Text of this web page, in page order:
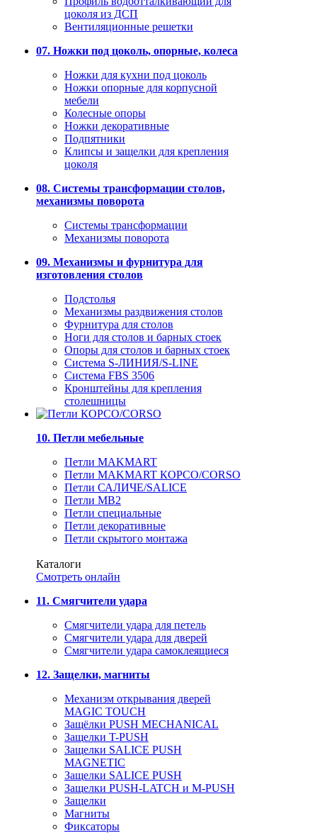
цоколя из ДСП
Вентиляционные решетки
07. Ножки под цоколь, опорные, колеса
Ножки для кухни под цоколь
Ножки опорные для корпусной
мебели
Колесные опоры
Ножки декоративные
Подпятники
Клипсы и защелки для крепления
цоколя
08. Системы трансформации столов,
механизмы поворота
Системы трансформации
Механизмы поворота
09. Механизмы и фурнитура для
изготовления столов
Подстолья
Механизмы раздвижения столов
Фурнитура для столов
Ноги для столов и барных стоек
Опоры для столов и барных стоек
Система S-ЛИНИЯ/S-LINE
Система FBS 3506
Кронштейны для крепления
столешницы
10. Петли мебельные
Петли MAKMART
Петли MAKMART КОРСО/CORSO
Петли САЛИЧЕ/SALICE
Петли MB2
Петли специальные
Петли декоративные
Петли скрытого монтажа
Каталоги
Смотреть онлайн
11. Смягчители удара
Смягчители удара для петель
Смягчители удара для дверей
Cмягчители удара самоклеящиеся
12. Защелки, магниты
Механизм открывания дверей
MAGIC TOUCH
Защёлки PUSH MECHANICAL
Защелки T-PUSH
Защелки SALICE PUSH
MAGNETIC
Защелки SALICE PUSH
Защелки PUSH-LATCH и M-PUSH
Защелки
Магниты
Фиксаторы